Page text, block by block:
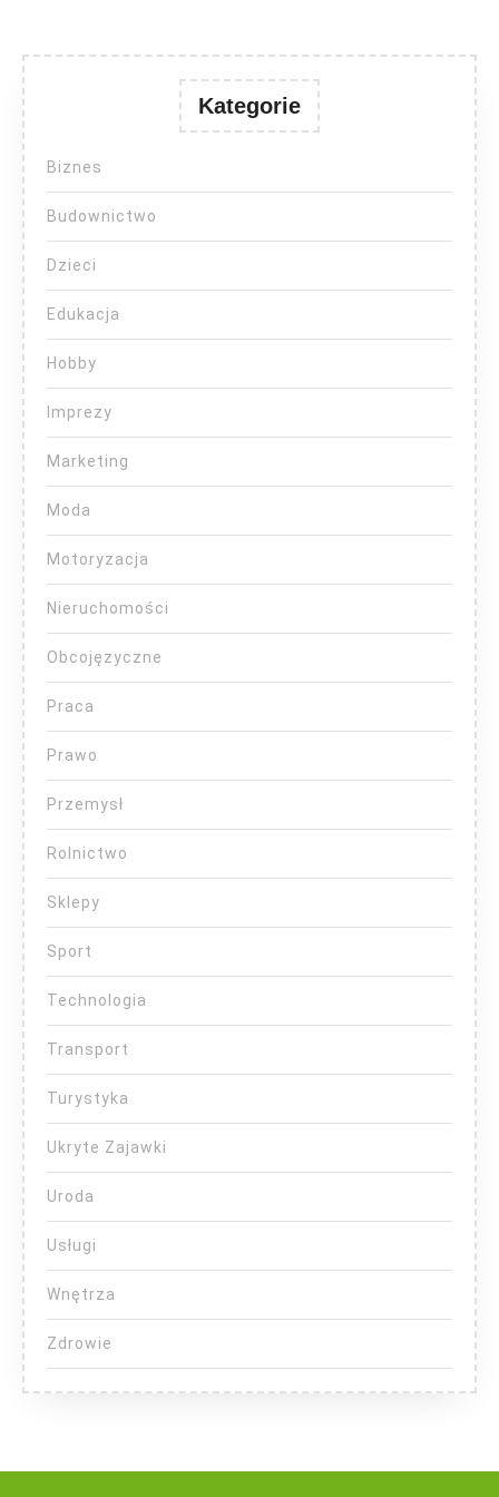
Kategorie
Biznes
Budownictwo
Dzieci
Edukacja
Hobby
Imprezy
Marketing
Moda
Motoryzacja
Nieruchomości
Obcojęzyczne
Praca
Prawo
Przemysł
Rolnictwo
Sklepy
Sport
Technologia
Transport
Turystyka
Ukryte Zajawki
Uroda
Usługi
Wnętrza
Zdrowie